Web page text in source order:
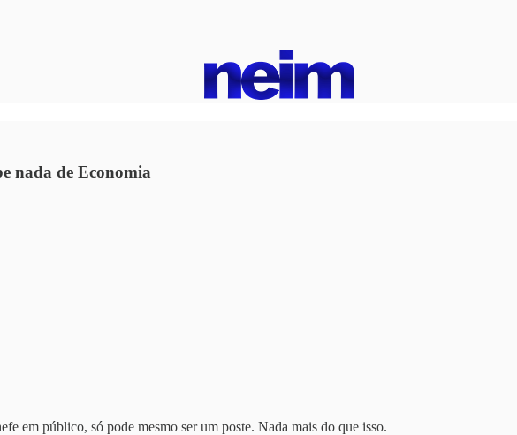
nada de Economia
em público, só pode mesmo ser um poste. Nada mais do que isso.